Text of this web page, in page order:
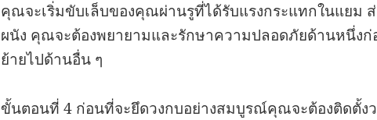
คุณจะเริ่มขับเล็บของคุณผ่านรูที่ได้รับแรงกระแทกในแยม
ผนัง คุณจะต้องพยายามและรักษาความปลอดภัยด้านหนึ่งก่
ย้ายไปด้านอื่น ๆ
ขั้นตอนที่ 4 ก่อนที่จะยึดวงกบอย่างสมบูรณ์คุณจะต้องติดตั้งว